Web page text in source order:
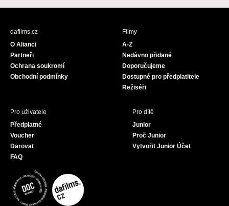
c
s
u
dafilms.cz
O Alianci
Partneři
Ochrana soukromí
Obchodní podmínky
Filmy
A-Z
Nedávno přidané
Doporučujeme
Dostupné pro předplatitele
Režiséři
Pro uživatele
Předplatné
Voucher
Darovat
FAQ
Pro dítě
Junior
Proč Junior
Vytvořit Junior Účet